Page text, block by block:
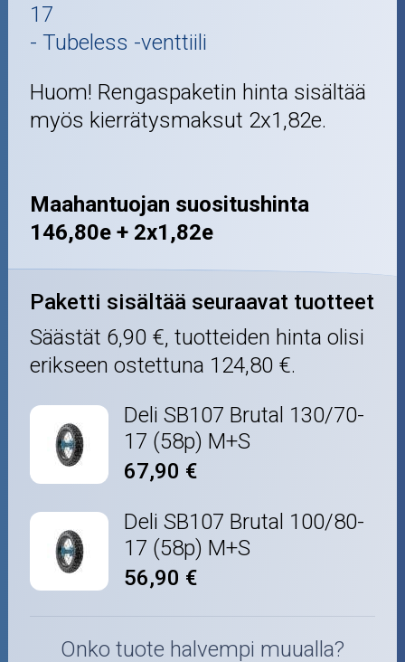
17
- Tubeless -venttiili
Huom! Rengaspaketin hinta sisältää
myös kierrätysmaksut 2x1,82e.
Maahantuojan suositushinta
146,80e + 2x1,82e
Paketti sisältää seuraavat tuotteet
Säästät 6,90 €, tuotteiden hinta olisi
erikseen ostettuna 124,80 €.
Deli SB107 Brutal 130/70-
17 (58p) M+S
67,90 €
Deli SB107 Brutal 100/80-
17 (58p) M+S
56,90 €
Onko tuote halvempi muualla?